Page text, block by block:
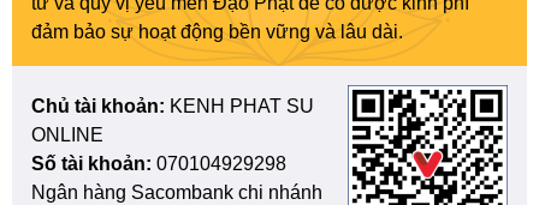
đảm bảo sự hoạt động bền vững và lâu dài.
Chủ tài khoản: KENH PHAT SU
ONLINE
Số tài khoản: 070104929298
Ngân hàng Sacombank chi nhánh